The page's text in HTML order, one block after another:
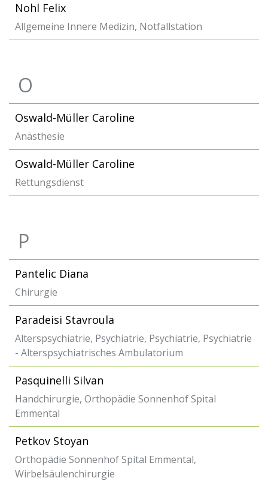
Nohl Felix
Allgemeine Innere Medizin, Notfallstation
O
Oswald-Müller Caroline
Anästhesie
Oswald-Müller Caroline
Rettungsdienst
P
Pantelic Diana
Chirurgie
Paradeisi Stavroula
Alterspsychiatrie, Psychiatrie, Psychiatrie, Psychiatrie
- Alterspsychiatrisches Ambulatorium
Pasquinelli Silvan
Handchirurgie, Orthopädie Sonnenhof Spital
Emmental
Petkov Stoyan
Orthopädie Sonnenhof Spital Emmental,
Wirbelsäulenchirurgie